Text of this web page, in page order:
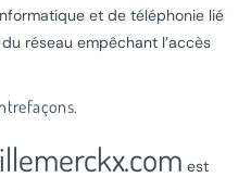
et de téléphonie lié
réseau empêchant l’accès
est